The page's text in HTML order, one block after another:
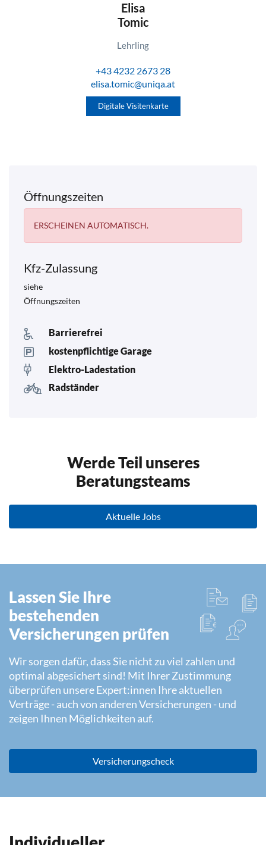
Elisa
Tomic
Lehrling
+43 4232 2673 28
elisa.tomic@uniqa.at
Digitale Visitenkarte
Öffnungszeiten
ERSCHEINEN AUTOMATISCH.
Kfz-Zulassung
siehe
Öffnungszeiten
Barrierefrei
kostenpflichtige Garage
Elektro-Ladestation
Radständer
Werde Teil unseres
Beratungsteams
Aktuelle Jobs
Lassen Sie Ihre
bestehenden
Versicherungen prüfen
Wir sorgen dafür, dass Sie nicht zu viel zahlen und
optimal abgesichert sind! Mit Ihrer Zustimmung
überprüfen unsere Expert:innen Ihre aktuellen
Verträge - auch von anderen Versicherungen - und
zeigen Ihnen Möglichkeiten auf.
Versicherungscheck